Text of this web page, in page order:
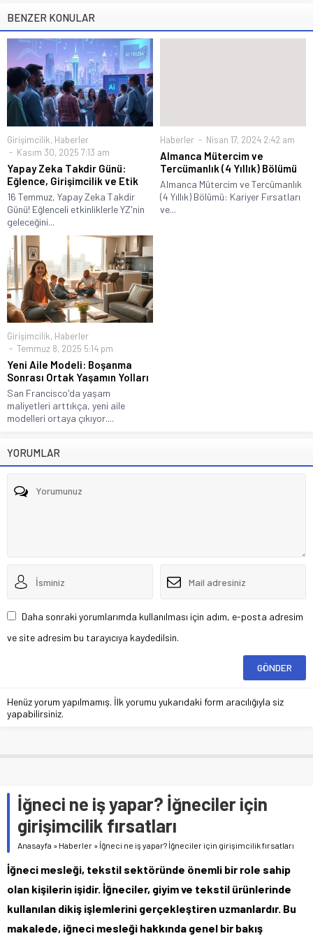
BENZER KONULAR
Girişimcilik, Haberler
Kasım 30, 2025 7:13 am
Yapay Zeka Takdir Günü:
Eğlence, Girişimcilik ve Etik
16 Temmuz, Yapay Zeka Takdir
Günü! Eğlenceli etkinliklerle YZ'nin
geleceğini...
Haberler Nisan 17, 2024 2:42 am
Almanca Mütercim ve
Tercümanlık (4 Yıllık) Bölümü
Almanca Mütercim ve Tercümanlık
(4 Yıllık) Bölümü: Kariyer Fırsatları
ve...
Girişimcilik, Haberler
Temmuz 8, 2025 5:14 pm
Yeni Aile Modeli: Boşanma
Sonrası Ortak Yaşamın Yolları
San Francisco'da yaşam
maliyetleri arttıkça, yeni aile
modelleri ortaya çıkıyor....
YORUMLAR
Daha sonraki yorumlarımda kullanılması için adım, e-posta adresim
ve site adresim bu tarayıcıya kaydedilsin.
Henüz yorum yapılmamış. İlk yorumu yukarıdaki form aracılığıyla siz
yapabilirsiniz.
İğneci ne iş yapar? İğneciler için
girişimcilik fırsatları
Anasayfa » Haberler » İğneci ne iş yapar? İğneciler için girişimcilik fırsatları
İğneci mesleği, tekstil sektöründe önemli bir role sahip
olan kişilerin işidir. İğneciler, giyim ve tekstil ürünlerinde
kullanılan dikiş işlemlerini gerçekleştiren uzmanlardır. Bu
makalede, iğneci mesleği hakkında genel bir bakış